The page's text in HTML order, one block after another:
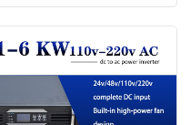
alternating current